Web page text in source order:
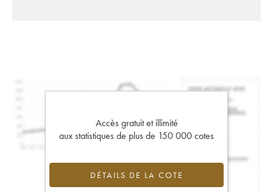
Accès gratuit et illimité
aux statistiques de plus de 150 000 cotes
DÉTAILS DE LA COTE